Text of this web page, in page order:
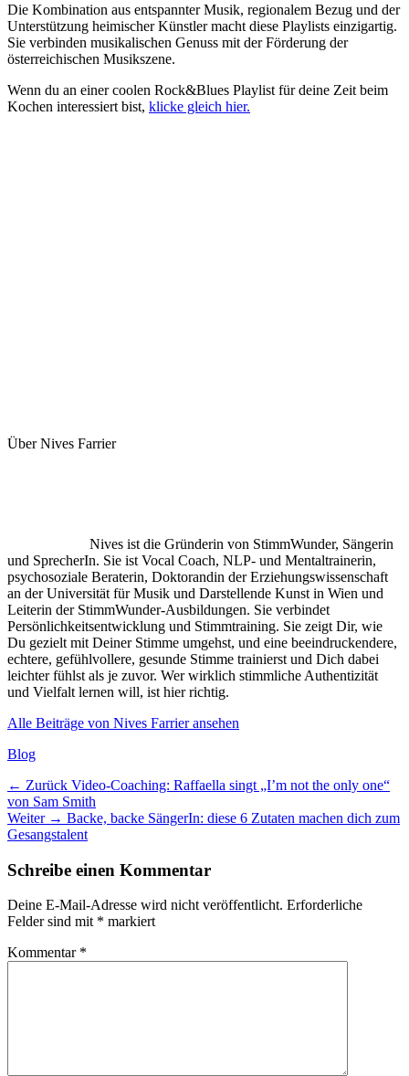
Die Kombination aus entspannter Musik, regionalem Bezug und der
Unterstützung heimischer Künstler macht diese Playlists einzigartig.
Sie verbinden musikalischen Genuss mit der Förderung der
österreichischen Musikszene.
Wenn du an einer coolen Rock&Blues Playlist für deine Zeit beim
Kochen interessiert bist, klicke gleich hier.
Über Nives Farrier
Nives ist die Gründerin von StimmWunder, Sängerin
und SprecherIn. Sie ist Vocal Coach, NLP- und Mentaltrainerin,
psychosoziale Beraterin, Doktorandin der Erziehungswissenschaft
an der Universität für Musik und Darstellende Kunst in Wien und
Leiterin der StimmWunder-Ausbildungen. Sie verbindet
Persönlichkeitsentwicklung und Stimmtraining. Sie zeigt Dir, wie
Du gezielt mit Deiner Stimme umgehst, und eine beeindruckendere,
echtere, gefühlvollere, gesunde Stimme trainierst und Dich dabei
leichter fühlst als je zuvor. Wer wirklich stimmliche Authentizität
und Vielfalt lernen will, ist hier richtig.
Alle Beiträge von Nives Farrier ansehen
Kategorien
Blog
Beitragsnavigation
← Zurück Vorheriger
Beitrag:
Video-Coaching: Raffaella singt „I’m not the only one“
von Sam Smith
Weiter → Nächster
Beitrag:
Backe, backe SängerIn: diese 6 Zutaten machen dich zum
Gesangstalent
Schreibe einen Kommentar
Deine E-Mail-Adresse wird nicht veröffentlicht. Erforderliche
Felder sind mit * markiert
Kommentar *